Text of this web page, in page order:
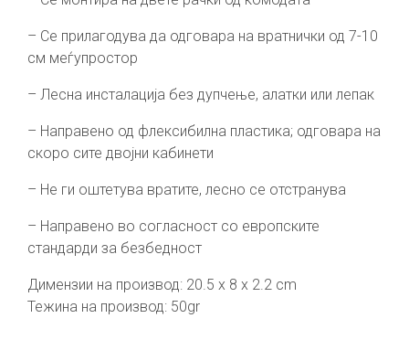
– Се прилагодува да одговара на вратнички од 7-10
см меѓупростор
– Лесна инсталација без дупчење, алатки или лепак
– Направено од флексибилна пластика; одговара на
скоро сите двојни кабинети
– Не ги оштетува вратите, лесно се отстранува
– Направено во согласност со европските
стандарди за безбедност
Димензии на производ: 20.5 x 8 x 2.2 cm
Тежина на производ: 50gr